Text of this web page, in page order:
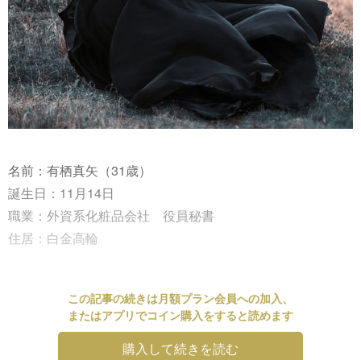
名前：有栖真矢（31歳）
誕生日：11月14日
職業：外資系化粧品会社 役員秘書
住居：白金高輪
この記事の続きは月額プラン会員への加入、
またはアプリでコイン購入をすると読めます
購入して続きを読む